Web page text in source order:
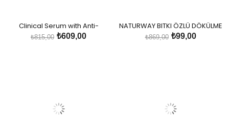
Clinical Serum with Anti-
Shedding Vitamin
₺609,00
₺815,00
NATURWAY BITKI ÖZLÜ DÖKÜLME
KARSITI SAÇ BAKIM SERUMU
₺99,00
₺869,00